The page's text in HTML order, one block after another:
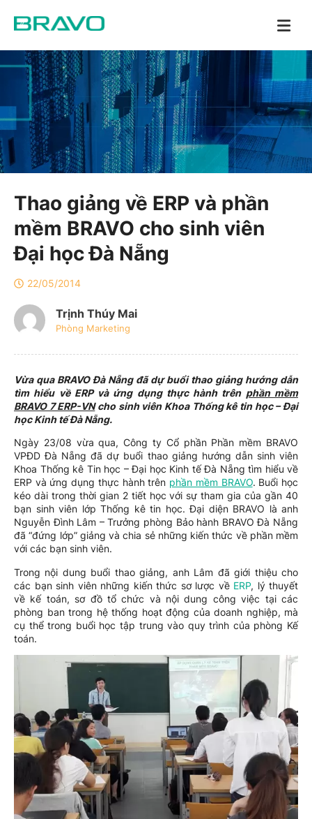
Thao giảng về ERP và phần
mềm BRAVO cho sinh viên
Đại học Đà Nẵng
22/05/2014
Trịnh Thúy Mai
Phòng Marketing
Vừa qua BRAVO Đà Nẵng đã dự buổi thao giảng hướng dẫn
tìm hiểu về ERP và ứng dụng thực hành trên phần mềm
BRAVO 7 ERP-VNcho sinh viên Khoa Thống kê tin học – Đại
học Kinh tế Đà Nẵng.
Ngày 23/08 vừa qua, Công ty Cổ phần Phần mềm BRAVO
VPĐD Đà Nẵng đã dự buổi thao giảng hướng dẫn sinh viên
Khoa Thống kê Tin học – Đại học Kinh tế Đà Nẵng tìm hiểu về
ERP và ứng dụng thực hành trên phần mềm BRAVO. Buổi học
kéo dài trong thời gian 2 tiết học với sự tham gia của gần 40
bạn sinh viên lớp Thống kê tin học. Đại diện BRAVO là anh
Nguyễn Đình Lâm – Trưởng phòng Bảo hành BRAVO Đà Nẵng
đã “đứng lớp” giảng và chia sẻ những kiến thức về phần mềm
với các bạn sinh viên.
Trong nội dung buổi thao giảng, anh Lâm đã giới thiệu cho
các bạn sinh viên những kiến thức sơ lược về ERP, lý thuyết
về kế toán, sơ đồ tổ chức và nội dung công việc tại các
phòng ban trong hệ thống hoạt động của doanh nghiệp, mà
cụ thể trong buổi học tập trung vào quy trình của phòng Kế
toán.